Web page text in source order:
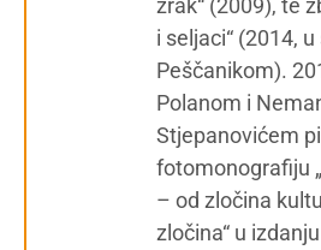
zrak“ (2009), te
i seljaci“ (2014,
Peščanikom).
Polanom i
Stjepanovićem
fotomonografiju
– od zločina
zločina“ u